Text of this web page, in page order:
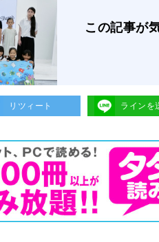
この記事が
リツィート ラインを